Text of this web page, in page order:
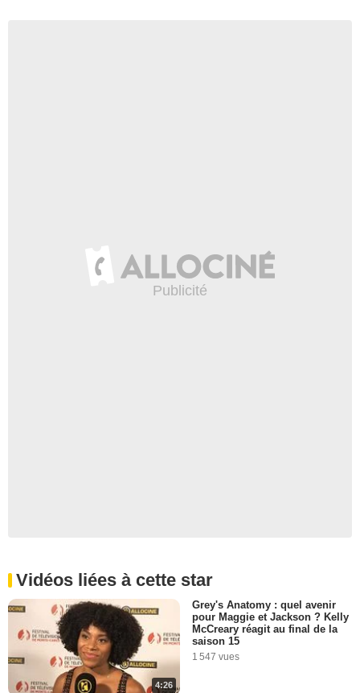
Vidéos liées à cette star
4:26
Grey's Anatomy : quel avenir
pour Maggie et Jackson ? Kelly
McCreary réagit au final de la
saison 15
1 547 vues